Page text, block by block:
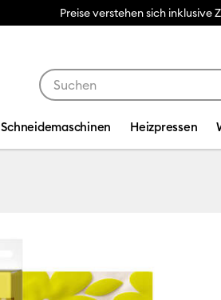
Preise verstehen sich inklusive
Schneidemaschinen Heizpressen